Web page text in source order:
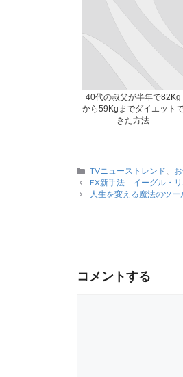
40代の叔父が半年で82Kg
から59Kgまでダイエット
きた方法
カ
テ
ゴ
TVニューストレンド、
FX新手法「イーグル・
人生を変える魔法のツ
コメントする